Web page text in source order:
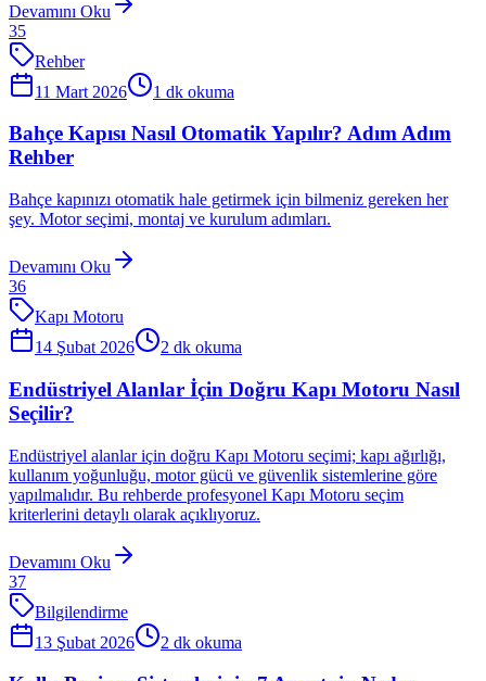
Devamını Oku
35
Rehber
11 Mart 2026
1 dk okuma
Bahçe Kapısı Nasıl Otomatik Yapılır? Adım Adım
Rehber
Bahçe kapınızı otomatik hale getirmek için bilmeniz gereken her
şey. Motor seçimi, montaj ve kurulum adımları.
Devamını Oku
36
Kapı Motoru
14 Şubat 2026
2 dk okuma
Endüstriyel Alanlar İçin Doğru Kapı Motoru Nasıl
Seçilir?
Endüstriyel alanlar için doğru Kapı Motoru seçimi; kapı ağırlığı,
kullanım yoğunluğu, motor gücü ve güvenlik sistemlerine göre
yapılmalıdır. Bu rehberde profesyonel Kapı Motoru seçim
kriterlerini detaylı olarak açıklıyoruz.
Devamını Oku
37
Bilgilendirme
13 Şubat 2026
2 dk okuma